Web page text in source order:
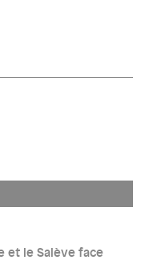
et le Salève face